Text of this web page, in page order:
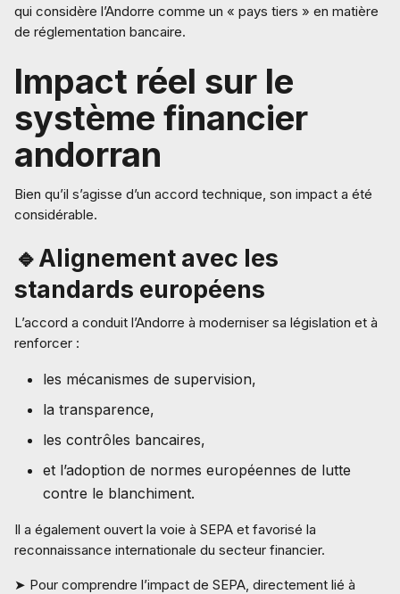
qui considère l’Andorre comme un « pays tiers » en matière
de réglementation bancaire.
Impact réel sur le
système financier
andorran
Bien qu’il s’agisse d’un accord technique, son impact a été
considérable.
🔹Alignement avec les
standards européens
L’accord a conduit l’Andorre à moderniser sa législation et à
renforcer :
les mécanismes de supervision,
la transparence,
les contrôles bancaires,
et l’adoption de normes européennes de lutte
contre le blanchiment.
Il a également ouvert la voie à SEPA et favorisé la
reconnaissance internationale du secteur financier.
➤ Pour comprendre l’impact de SEPA, directement lié à